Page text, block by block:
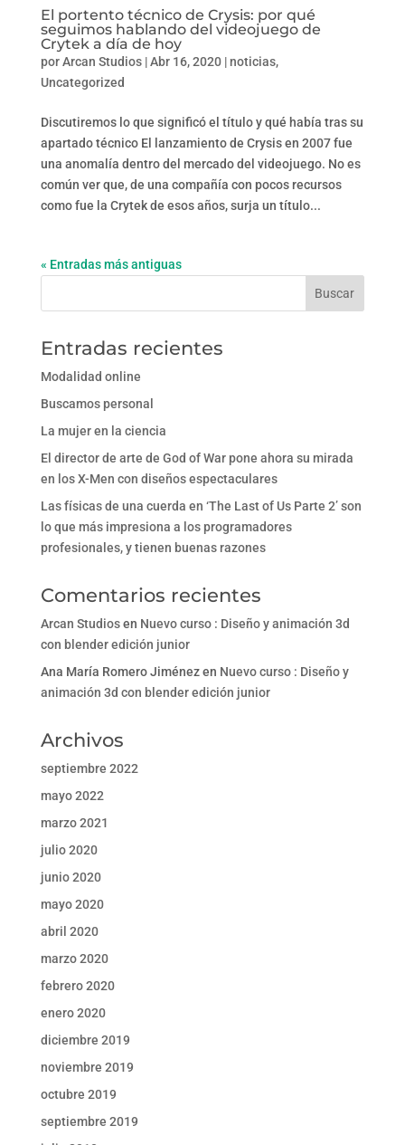
El portento técnico de Crysis: por qué
seguimos hablando del videojuego de
Crytek a día de hoy
porArcan Studios|Abr 16, 2020|noticias,
Uncategorized
Discutiremos lo que significó el título y qué había tras su
apartado técnico El lanzamiento de Crysis en 2007 fue
una anomalía dentro del mercado del videojuego. No es
común ver que, de una compañía con pocos recursos
como fue la Crytek de esos años, surja un título...
« Entradas más antiguas
Entradas recientes
Modalidad online
Buscamos personal
La mujer en la ciencia
El director de arte de God of War pone ahora su mirada
en los X-Men con diseños espectaculares
Las físicas de una cuerda en ‘The Last of Us Parte 2’ son
lo que más impresiona a los programadores
profesionales, y tienen buenas razones
Comentarios recientes
Arcan Studiosen Nuevo curso : Diseño y animación 3d
con blender edición junior
Ana María Romero Jiménezen Nuevo curso : Diseño y
animación 3d con blender edición junior
Archivos
septiembre 2022
mayo 2022
marzo 2021
julio 2020
junio 2020
mayo 2020
abril 2020
marzo 2020
febrero 2020
enero 2020
diciembre 2019
noviembre 2019
octubre 2019
septiembre 2019